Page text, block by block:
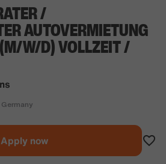
/
AUTOVERMIETUNG
W/D) VOLLZEIT /
Apply now